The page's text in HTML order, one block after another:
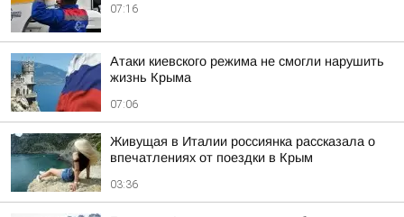
07:16
Атаки киевского режима не смогли нарушить
жизнь Крыма
07:06
Живущая в Италии россиянка рассказала о
впечатлениях от поездки в Крым
03:36